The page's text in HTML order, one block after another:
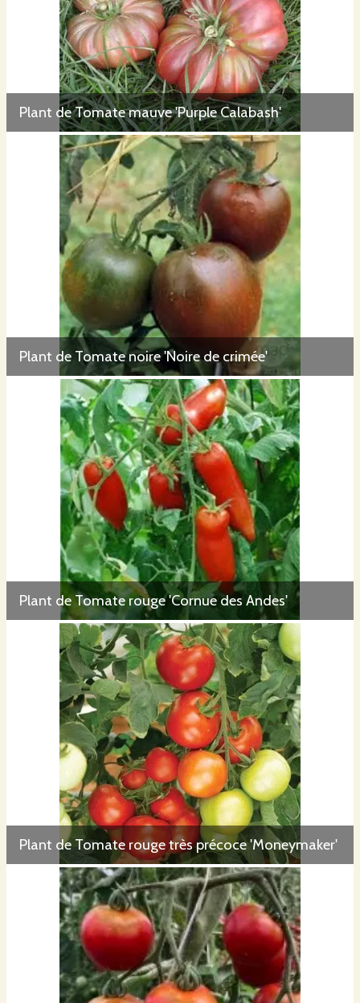
Plant de Tomate mauve 'Purple Calabash'
Plant de Tomate noire 'Noire de crimée'
Plant de Tomate rouge 'Cornue des Andes'
Plant de Tomate rouge très précoce 'Moneymaker'